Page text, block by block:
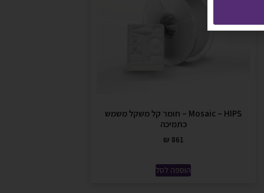
Mosaic – HIPS – חומר קל משקל משמש
כתמיכה
₪ 861
הוספה לסל